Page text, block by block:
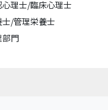
心理士/臨床心理士
士/管理栄養士
部門